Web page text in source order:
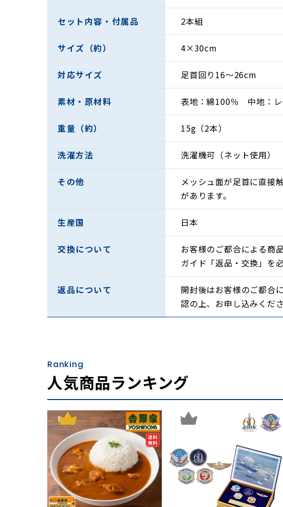
面テープで簡単装着。締め付けや圧迫感もなく、セラミッ
こんなお悩みの方は体験してみてください。違いを感じてみ
・おやすみ時の足のピキーンに悩まれている方
・足の寒さに悩まれている方
・サポーターの圧迫が苦手な方
・静電気で悩まれている方
書籍雑誌で紹介された筋膜整体「土信田祐介」院長共
■Dr.style整体院 土
（柔道整復師・筋膜
体内に静電気がたま
足が健康な状態にな
静電気発生装置で実力を検証
セット内容・付属品 2本組
サイズ（約） 4×30cm
対応サイズ 足首回り16〜26cm
素材・原材料 表地：綿100％ 中地：
重量（約） 15g（2本）
洗濯方法 洗濯機可（ネット使用）
その他
メッシュ面が足首に直接
があります。
生産国 日本
交換について
お客様のご都合による商
ガイド「返品・交換」を
返品について
開封後はお客様のご都合
認の上、お申し込みくださ
Ranking
人気商品ランキング
1 2